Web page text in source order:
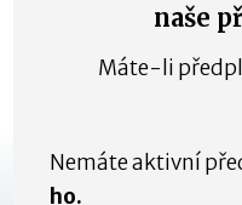
naše
Máte-li
Nemáte aktivní
ho.